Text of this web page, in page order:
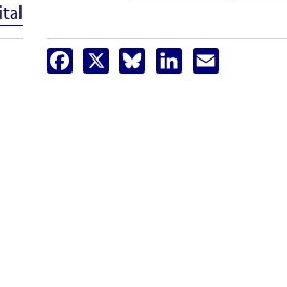
Facebook Bluesky LinkedIn